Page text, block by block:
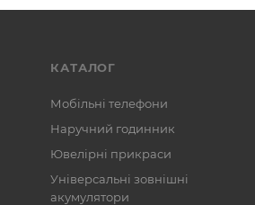
КАТАЛОГ
Мобільні телефони
Наручний годинник
Ювелірні прикраси
Універсальні зовнішні
акумулятори